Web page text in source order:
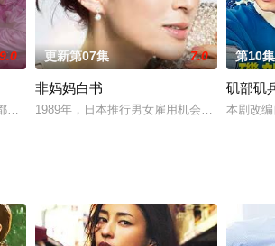
憧憬的存在，私下她其实和上司冬木（真岛秀和）
更新第07集 7.0
非妈妈白书
1989年，日本推行男女雇用机会金等法。这
第10集
矶部矶
本剧改